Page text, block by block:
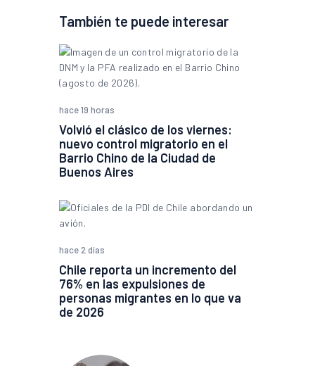
También te puede interesar
hace 19 horas
Volvió el clásico de los viernes:
nuevo control migratorio en el
Barrio Chino de la Ciudad de
Buenos Aires
hace 2 días
Chile reporta un incremento del
76% en las expulsiones de
personas migrantes en lo que va
de 2026